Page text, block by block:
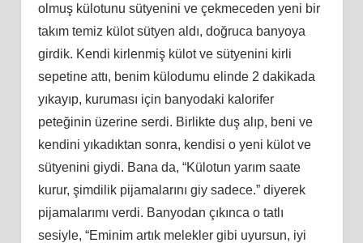
olmuş külotunu sütyenini ve çekmeceden yeni bir
takım temiz külot sütyen aldı, doğruca banyoya
girdik. Kendi kirlenmiş külot ve sütyenini kirli
sepetine attı, benim külodumu elinde 2 dakikada
yıkayıp, kuruması için banyodaki kalorifer
peteğinin üzerine serdi. Birlikte duş alıp, beni ve
kendini yıkadıktan sonra, kendisi o yeni külot ve
sütyenini giydi. Bana da, “Külotun yarım saate
kurur, şimdilik pijamalarını giy sadece.” diyerek
pijamalarımı verdi. Banyodan çıkınca o tatlı
sesiyle, “Eminim artık melekler gibi uyursun, iyi